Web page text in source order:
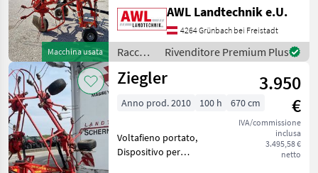
tutti
36
MARKETPLACE
Marketplace
Offerte dei
rivenditori
Annunci
Macchina usata
mechanische
Grenzstreueinrichtung,
Warntafeln, Gelenkwelle,
Schwenkbock, hydraulische
Klappun
AWL Landtechnik e.U.
4264 Grünbach bei Freistadt
Raccolta
mangimi
/
Rivenditore Premium Plus
Ziegler
3.950
€
IVA/commissione
inclusa
3.495,58 €
netto
Anno prod. 2010 100 h 670 cm
Voltafieno portato,
Dispositivo per